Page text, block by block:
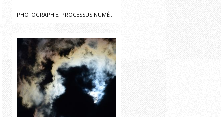
PHOTOGRAPHIE, PROCESSUS NUMÉRIQUE